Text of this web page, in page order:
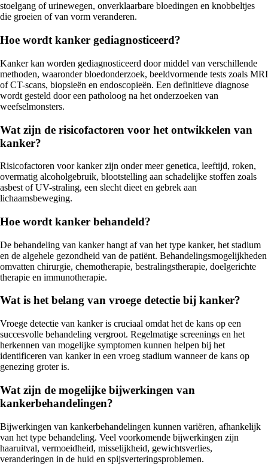
stoelgang of urinewegen, onverklaarbare bloedingen en knobbeltjes
die groeien of van vorm veranderen.
Hoe wordt kanker gediagnosticeerd?
Kanker kan worden gediagnosticeerd door middel van verschillende
methoden, waaronder bloedonderzoek, beeldvormende tests zoals MRI
of CT-scans, biopsieën en endoscopieën. Een definitieve diagnose
wordt gesteld door een patholoog na het onderzoeken van
weefselmonsters.
Wat zijn de risicofactoren voor het ontwikkelen van
kanker?
Risicofactoren voor kanker zijn onder meer genetica, leeftijd, roken,
overmatig alcoholgebruik, blootstelling aan schadelijke stoffen zoals
asbest of UV-straling, een slecht dieet en gebrek aan
lichaamsbeweging.
Hoe wordt kanker behandeld?
De behandeling van kanker hangt af van het type kanker, het stadium
en de algehele gezondheid van de patiënt. Behandelingsmogelijkheden
omvatten chirurgie, chemotherapie, bestralingstherapie, doelgerichte
therapie en immunotherapie.
Wat is het belang van vroege detectie bij kanker?
Vroege detectie van kanker is cruciaal omdat het de kans op een
succesvolle behandeling vergroot. Regelmatige screenings en het
herkennen van mogelijke symptomen kunnen helpen bij het
identificeren van kanker in een vroeg stadium wanneer de kans op
genezing groter is.
Wat zijn de mogelijke bijwerkingen van
kankerbehandelingen?
Bijwerkingen van kankerbehandelingen kunnen variëren, afhankelijk
van het type behandeling. Veel voorkomende bijwerkingen zijn
haaruitval, vermoeidheid, misselijkheid, gewichtsverlies,
veranderingen in de huid en spijsverteringsproblemen.